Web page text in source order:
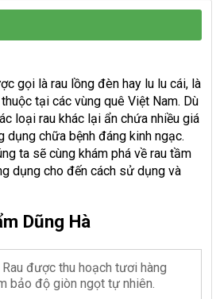
gọi là rau lồng đèn hay lu lu cái, là
tại các vùng quê Việt Nam. Dù
loại rau khác lại ẩn chứa nhiều giá
dụng chữa bệnh đáng kinh ngạc.
ta sẽ cùng khám phá về rau tầm
dụng cho đến cách sử dụng và
Dũng Hà
Rau được thu hoạch tươi hàng
bảo độ giòn ngọt tự nhiên.